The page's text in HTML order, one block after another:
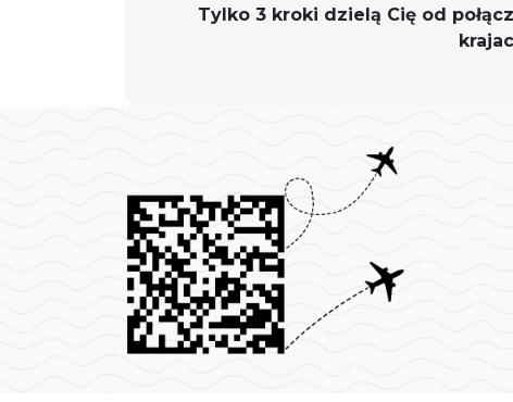
Tylko 3 kroki dzielą Cię od